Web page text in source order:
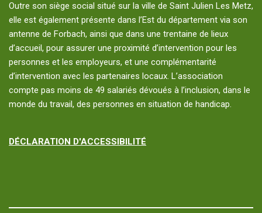
Outre son siège social situé sur la ville de Saint Julien Les Metz,
elle est également présente dans l’Est du département via son
antenne de Forbach, ainsi que dans une trentaine de lieux
d’accueil, pour assurer une proximité d’intervention pour les
personnes et les employeurs, et une complémentarité
d’intervention avec les partenaires locaux. L’association
compte pas moins de 49 salariés dévoués à l’inclusion, dans le
monde du travail, des personnes en situation de handicap.
DÉCLARATION D'ACCESSIBILITÉ